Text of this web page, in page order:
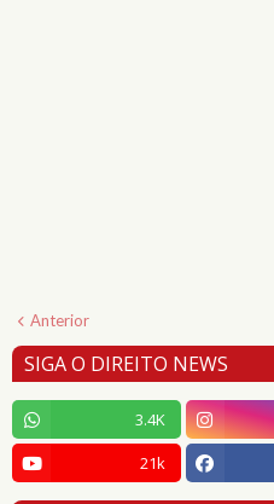
Anterior
SIGA O DIREITO NEWS
3.4K
21k